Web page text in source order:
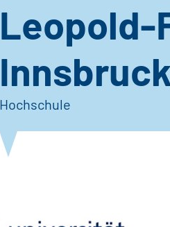
Leopold-
Innsbruck
Hochschule